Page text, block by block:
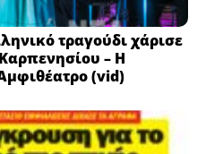
τραγούδι χάρισε
– Η
(vid)